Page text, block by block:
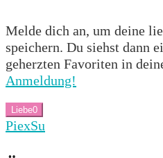
Melde dich an, um deine
speichern. Du siehst dann
geherzten Favoriten in
Anmeldung!
Liebe0
PiexSu